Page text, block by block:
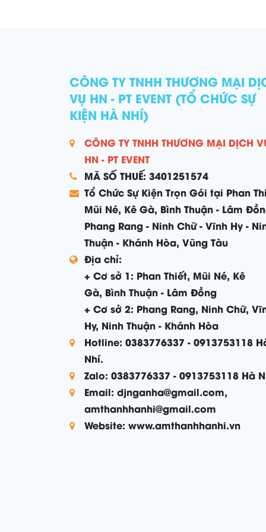
CÔNG TY TNHH THƯƠNG MẠI
VỤ HN - PT EVENT (TỔ CHỨC SỰ
KIỆN HÀ NHÍ)
CÔNG TY TNHH THƯƠNG MẠI DỊCH
HN - PT EVENT
MÃ SỐ THUẾ: 3401251574
Tổ Chức Sự Kiện Trọn Gói tại Phan
Mũi Né, Kê Gà, Bình Thuận - Lâm
Phang Rang - Ninh Chữ - Vĩnh Hy -
Thuận - Khánh Hòa, Vũng Tàu
Địa chỉ:
+ Cơ sở 1: Phan Thiết, Mũi Né, Kê
Gà, Bình Thuận - Lâm Đồng
+ Cơ sở 2: Phang Rang, Ninh Chữ,
Hy, Ninh Thuận - Khánh Hòa
Hotline: 0383776337 - 0913753118
Nhí.
Zalo: 0383776337 - 0913753118 Hà
Email: djnganha@gmail.com,
amthanhhanhi@gmail.com
Website: www.amthanhhanhi.vn